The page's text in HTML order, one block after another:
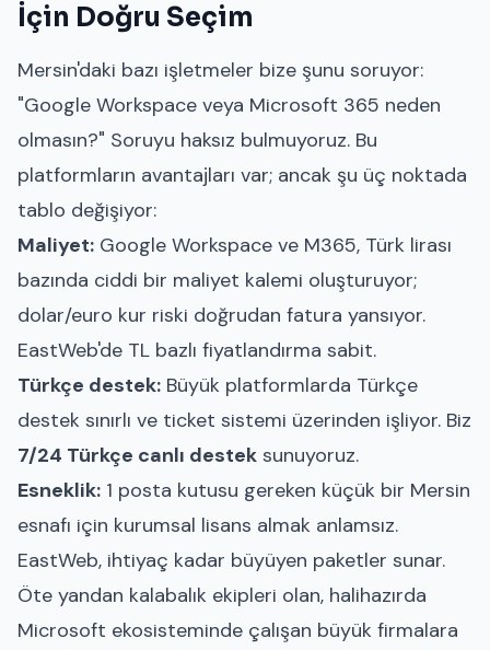
İçin Doğru Seçim
Mersin'daki bazı işletmeler bize şunu soruyor:
"Google Workspace veya Microsoft 365 neden
olmasın?" Soruyu haksız bulmuyoruz. Bu
platformların avantajları var; ancak şu üç noktada
tablo değişiyor:
Maliyet: Google Workspace ve M365, Türk lirası
bazında ciddi bir maliyet kalemi oluşturuyor;
dolar/euro kur riski doğrudan fatura yansıyor.
EastWeb'de TL bazlı fiyatlandırma sabit.
Türkçe destek: Büyük platformlarda Türkçe
destek sınırlı ve ticket sistemi üzerinden işliyor. Biz
7/24 Türkçe canlı destek sunuyoruz.
Esneklik: 1 posta kutusu gereken küçük bir Mersin
esnafı için kurumsal lisans almak anlamsız.
EastWeb, ihtiyaç kadar büyüyen paketler sunar.
Öte yandan kalabalık ekipleri olan, halihazırda
Microsoft ekosisteminde çalışan büyük firmalara